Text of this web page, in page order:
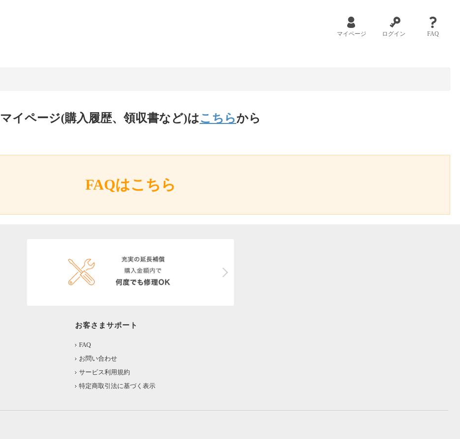
マイページ ログイン FAQ
マイページ(購入履歴、領収書など)はこちらから
FAQはこちら
お客さまサポート
FAQ
お問い合わせ
サービス利用規約
特定商取引法に基づく表示